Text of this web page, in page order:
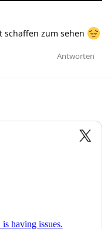
schaffen zum sehen
Antworten